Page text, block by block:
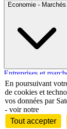
Economie - Marchés
Entreprises et
techniques
International
En poursuivant
de cookies et
vos données par
- voir notre
Tout accepter